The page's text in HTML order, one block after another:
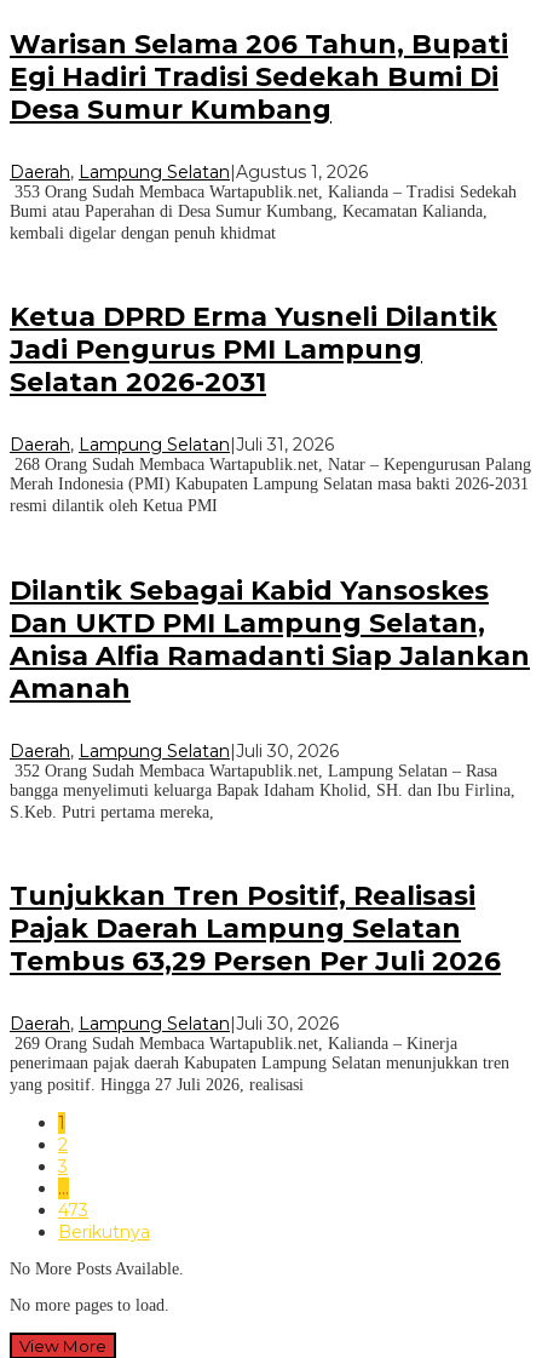
Warisan Selama 206 Tahun, Bupati
Egi Hadiri Tradisi Sedekah Bumi Di
Desa Sumur Kumbang
Daerah, Lampung Selatan|Agustus 1, 2026
353 Orang Sudah Membaca Wartapublik.net, Kalianda – Tradisi Sedekah
Bumi atau Paperahan di Desa Sumur Kumbang, Kecamatan Kalianda,
kembali digelar dengan penuh khidmat
Ketua DPRD Erma Yusneli Dilantik
Jadi Pengurus PMI Lampung
Selatan 2026-2031
Daerah, Lampung Selatan Juli 31, 2026
268 Orang Sudah Membaca Wartapublik.net, Natar – Kepengurusan Palang
Merah Indonesia (PMI) Kabupaten Lampung Selatan masa bakti 2026-2031
resmi dilantik oleh Ketua PMI
Dilantik Sebagai Kabid Yansoskes
Dan UKTD PMI Lampung Selatan,
Anisa Alfia Ramadanti Siap Jalankan
Amanah
Daerah, Lampung Selatan|Juli 30, 2026
352 Orang Sudah Membaca Wartapublik.net, Lampung Selatan – Rasa
bangga menyelimuti keluarga Bapak Idaham Kholid, SH. dan Ibu Firlina,
S.Keb. Putri pertama mereka,
Tunjukkan Tren Positif, Realisasi
Pajak Daerah Lampung Selatan
Tembus 63,29 Persen Per Juli 2026
Daerah, Lampung Selatan Juli 30, 2026
269 Orang Sudah Membaca Wartapublik.net, Kalianda – Kinerja
penerimaan pajak daerah Kabupaten Lampung Selatan menunjukkan tren
yang positif. Hingga 27 Juli 2026, realisasi
1
2
3
…
473
Berikutnya
No More Posts Available.
No more pages to load.
View More